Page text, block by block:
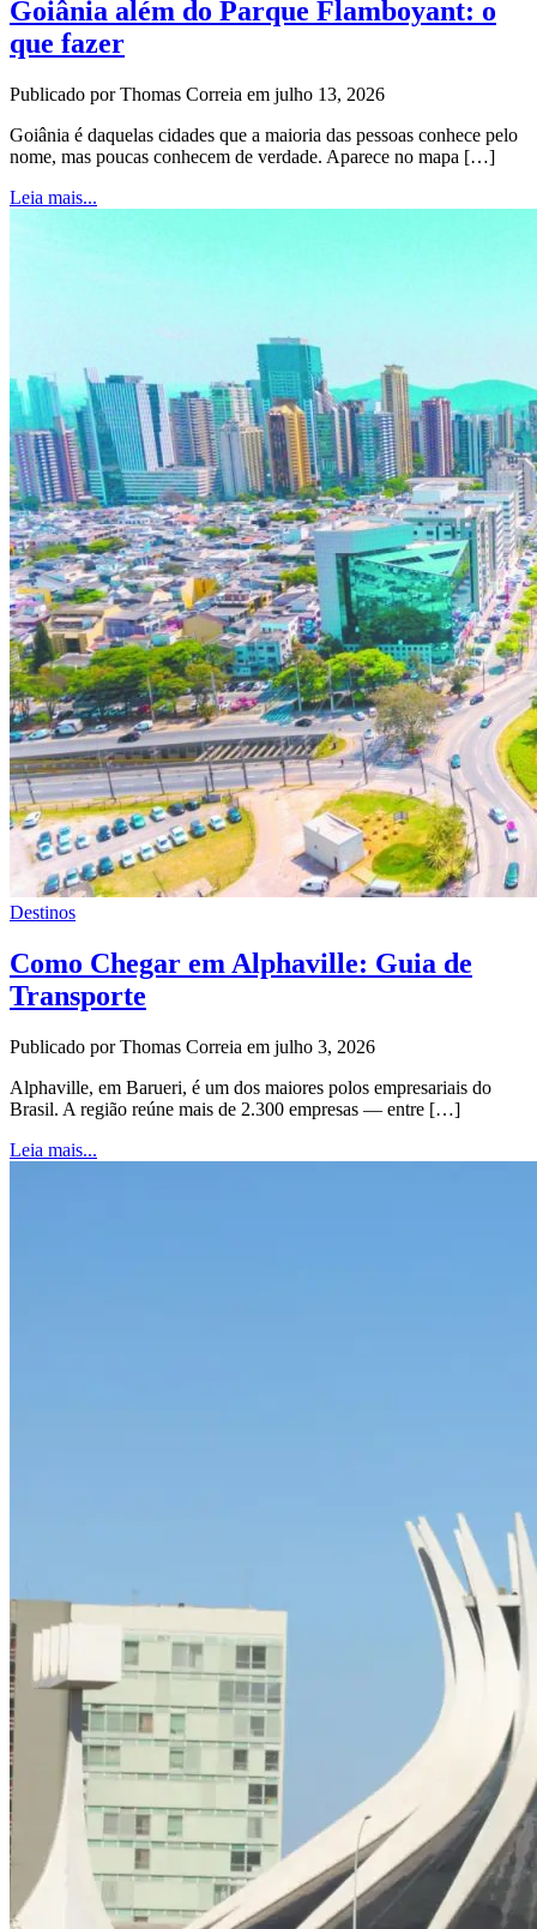
Goiânia além do Parque Flamboyant: o
que fazer
Publicado por Thomas Correia em julho 13, 2026
Goiânia é daquelas cidades que a maioria das pessoas conhece pelo
nome, mas poucas conhecem de verdade. Aparece no mapa […]
Leia mais...
Destinos
Como Chegar em Alphaville: Guia de
Transporte
Publicado por Thomas Correia em julho 3, 2026
Alphaville, em Barueri, é um dos maiores polos empresariais do
Brasil. A região reúne mais de 2.300 empresas — entre […]
Leia mais...